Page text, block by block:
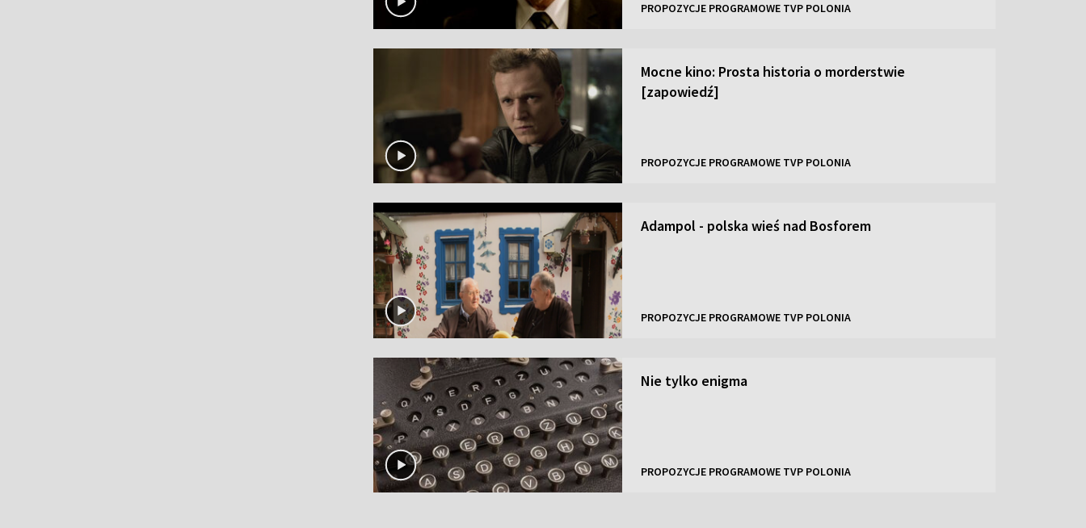
PROPOZYCJE PROGRAMOWE TVP POLONIA
Mocne kino: Prosta historia o morderstwie
[zapowiedź]
PROPOZYCJE PROGRAMOWE TVP POLONIA
Adampol - polska wieś nad Bosforem
PROPOZYCJE PROGRAMOWE TVP POLONIA
Nie tylko enigma
PROPOZYCJE PROGRAMOWE TVP POLONIA